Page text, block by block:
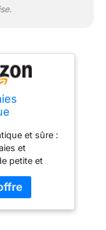
: taille-
moteur
65 cm de
de lame,
des
mm,
et sûre :
et
petite et
plus de
: la